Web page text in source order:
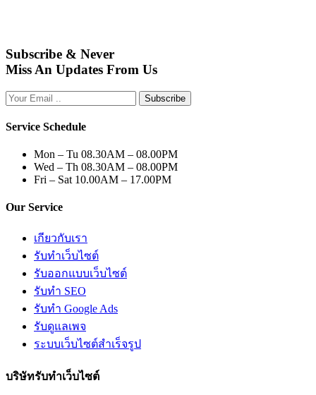
Subscribe & Never
Miss An Updates From Us
Subscribe
Service Schedule
Mon – Tu 08.30AM – 08.00PM
Wed – Th 08.30AM – 08.00PM
Fri – Sat 10.00AM – 17.00PM
Our Service
เกียวกับเรา
รับทำเว็บไซต์
รับออกแบบเว็บไซต์
รับทำ SEO
รับทำ Google Ads
รับดูแลเพจ
ระบบเว็บไซต์สำเร็จรูป
บริษัทรับทำเว็บไซต์